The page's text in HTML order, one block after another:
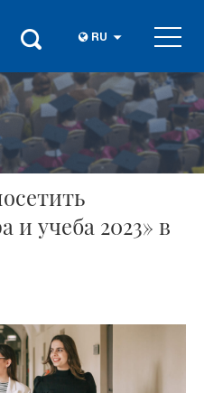
RU
и учеба 2023» в